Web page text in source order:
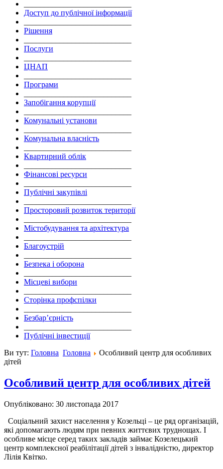
Доступ до публічної інформації
Рішення
Послуги
ЦНАП
Програми
Запобігання корупції
Комунальні установи
Комунальна власність
Квартирний облік
Фінансові ресурси
Публічні закупівлі
Просторовий розвиток території
Містобудування та архітектура
Благоустрій
Безпека і оборона
Місцеві вибори
Сторінка профспілки
Безбар’єрність
Публічні інвестиції
Ви тут: Головна Головна
Особливий центр для особливих
дітей
Особливий центр для особливих дітей
Опубліковано: 30 листопада 2017
Соціальний захист населення у Козельці – це ряд організацій,
які допомагають людям при певних життєвих труднощах. І
особливе місце серед таких закладів займає Козелецький
центр комплексної реабілітації дітей з інвалідністю, директор
Лілія Квітко.